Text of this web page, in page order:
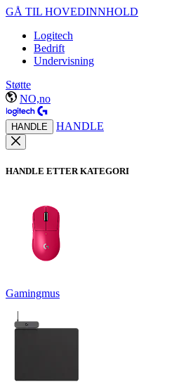
GÅ TIL HOVEDINNHOLD
Logitech
Bedrift
Undervisning
Støtte
NO,no
HANDLE HANDLE
HANDLE ETTER KATEGORI
Gamingmus